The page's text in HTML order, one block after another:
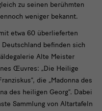
zu seinen berühmten
weniger bekannt.
etwa 60 überlieferten
befinden sich
Alte Meister
Œuvres: „Die Heilige
die „Madonna des
des heiligen Georg“. Dabei
Sammlung von Altartafeln